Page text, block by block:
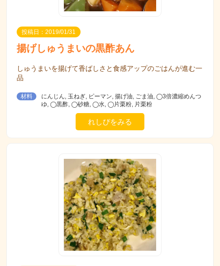
投稿日：2019/01/31
揚げしゅうまいの黒酢あん
しゅうまいを揚げて香ばしさと食感アップのごはんが進む一
品
材料
にんじん, 玉ねぎ, ピーマン, 揚げ油, ごま油, ◯3倍濃縮めんつ
ゆ, ◯黒酢, ◯砂糖, ◯水, ◯片栗粉, 片栗粉
れしぴをみる